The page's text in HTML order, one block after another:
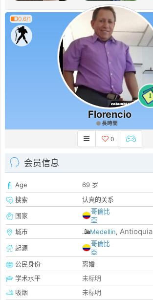
0.6/1
1
Florencio
長時間
0
会员信息
Age
69 岁
搜索
认真的关系
国家
哥倫比
亞
城市
Medellin, Antioquia
起源
哥倫比
亞
公民身份
离婚
学术水平
未标明
吸烟
未标明